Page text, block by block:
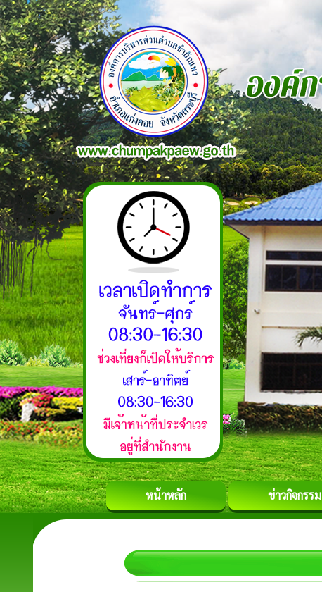
หน้าหลัก ข่าวกิจกรรม